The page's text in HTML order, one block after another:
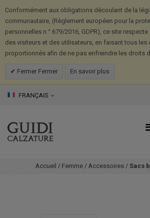
Conformément aux obligations découlant de la
communautaire, (Règlement européen pour la
personnelles n ° 679/2016, GDPR), ce site
des visiteurs et des utilisateurs, en faisant tous
proportionnés afin de ne pas enfreindre les droits
Fermer Fermer En savoir plus
FRANÇAIS
Accueil / Femme / Accessoires / Sacs